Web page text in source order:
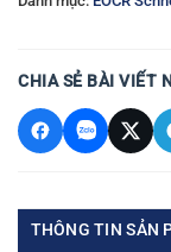
CHIA SẺ BÀI VIẾT
THÔNG TIN SẢN